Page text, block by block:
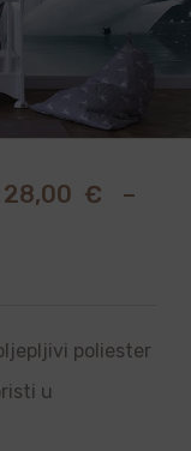
28,00 €
–
poliester
u